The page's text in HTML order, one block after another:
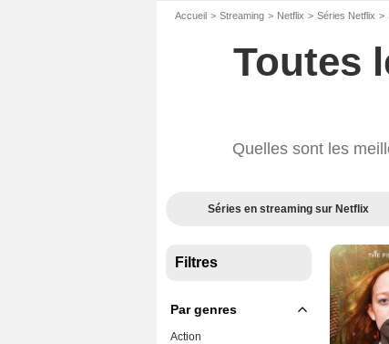
Accueil Streaming Netflix Séries Netflix
Toutes
Quelles sont les
Séries en streaming sur Netflix
Filtres
Par genres
Action